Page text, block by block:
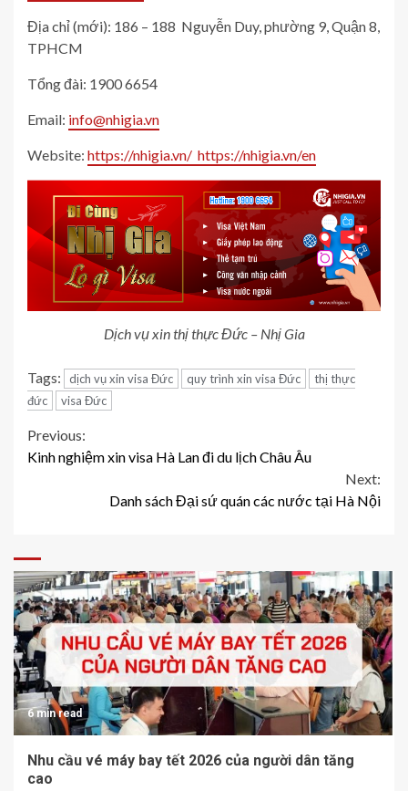
Địa chỉ (mới): 186 – 188 Nguyễn Duy, phường 9, Quận 8,
TPHCM
Tổng đài: 1900 6654
Email: info@nhigia.vn
Website: https://nhigia.vn/ https://nhigia.vn/en
Dịch vụ xin thị thực Đức – Nhị Gia
Tags: dịch vụ xin visa Đức quy trình xin visa Đức
thị thực
đức
visa Đức
Continue
Previous:
Kinh nghiệm xin visa Hà Lan đi du lịch Châu Âu
Next:
Danh sách Đại sứ quán các nước tại Hà Nội
6 min read
Nhu cầu vé máy bay tết 2026 của người dân tăng
cao